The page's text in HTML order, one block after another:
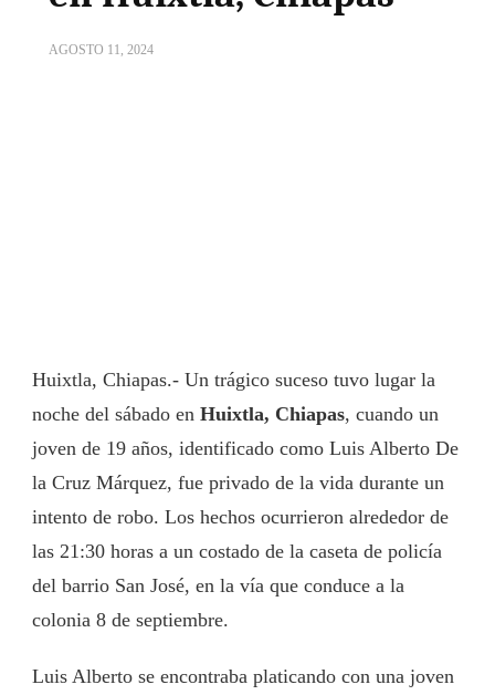
AGOSTO 11, 2024
Huixtla, Chiapas.- Un trágico suceso tuvo lugar la
noche del sábado en Huixtla, Chiapas, cuando un
joven de 19 años, identificado como Luis Alberto De
la Cruz Márquez, fue privado de la vida durante un
intento de robo. Los hechos ocurrieron alrededor de
las 21:30 horas a un costado de la caseta de policía
del barrio San José, en la vía que conduce a la
colonia 8 de septiembre.
Luis Alberto se encontraba platicando con una joven